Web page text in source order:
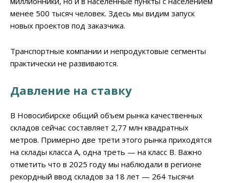
менее 500 тысяч человек. Здесь мы видим запуск
новых проектов под заказчика.
Транспортные компании и непродуктовые сегменты
практически не развиваются.
Давление на ставку
В Новосибирске общий объем рынка качественных
складов сейчас составляет 2,77 млн квадратных
метров. Примерно две трети этого рынка приходятся
на склады класса А, одна треть — на класс В. Важно
отметить что в 2025 году мы наблюдали в регионе
рекордный ввод складов за 18 лет — 264 тысячи